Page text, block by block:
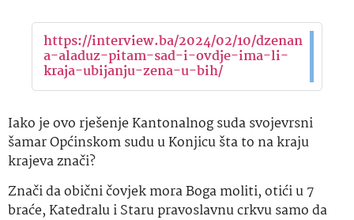
https://interview.ba/2024/02/10/dzenan
a-aladuz-pitam-sad-i-ovdje-ima-li-
kraja-ubijanju-zena-u-bih/
Iako je ovo rješenje Kantonalnog suda svojevrsni
šamar Općinskom sudu u Konjicu šta to na kraju
krajeva znači?
Znači da obični čovjek mora Boga moliti, otići u 7
braće, Katedralu i Staru pravoslavnu crkvu samo da